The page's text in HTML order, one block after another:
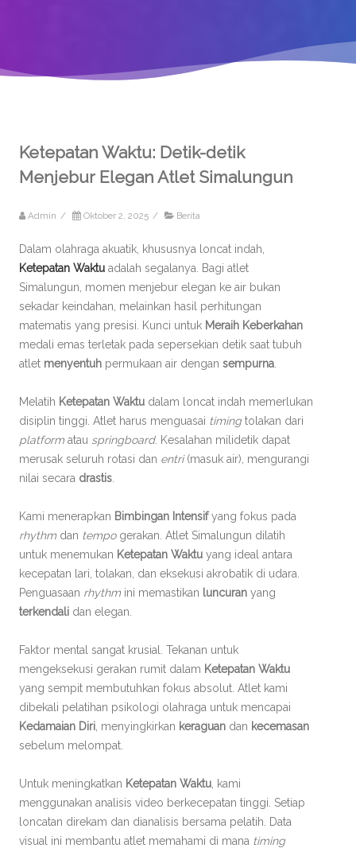
Ketepatan Waktu: Detik-detik
Menjebur Elegan Atlet Simalungun
Admin / Oktober 2, 2025 / Berita
Dalam olahraga akuatik, khususnya loncat indah,
Ketepatan Waktu adalah segalanya. Bagi atlet
Simalungun, momen menjebur elegan ke air bukan
sekadar keindahan, melainkan hasil perhitungan
matematis yang presisi. Kunci untuk Meraih Keberkahan
medali emas terletak pada sepersekian detik saat tubuh
atlet menyentuh permukaan air dengan sempurna
Melatih Ketepatan Waktu dalam loncat indah memerlukan
disiplin tinggi. Atlet harus menguasai timingtolakan dari
platform atau springboard. Kesalahan milidetik dapat
merusak seluruh rotasi dan entri(masuk air), mengurangi
nilai secara drastis
Kami menerapkan Bimbingan Intensifyang fokus pada
rhythm dan tempogerakan. Atlet Simalungun dilatih
untuk menemukan Ketepatan Waktu yang ideal antara
kecepatan lari, tolakan, dan eksekusi akrobatik di udara.
Penguasaan rhythm ini memastikan luncuran yang
terkendali dan elegan.
Faktor mental sangat krusial. Tekanan untuk
mengeksekusi gerakan rumit dalam Ketepatan Waktu
yang sempit membutuhkan fokus absolut. Atlet kami
dibekali pelatihan psikologi olahraga untuk mencapai
Kedamaian Diri , menyingkirkan keraguan dan kecemasan
sebelum melompat.
Untuk meningkatkan Ketepatan Waktu , kami
menggunakan analisis video berkecepatan tinggi. Setiap
loncatan direkam dan dianalisis bersama pelatih. Data
visual ini membantu atlet memahami di mana timing